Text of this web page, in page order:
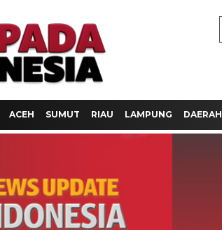
ACEH SUMUT RIAU LAMPUNG DAERAH